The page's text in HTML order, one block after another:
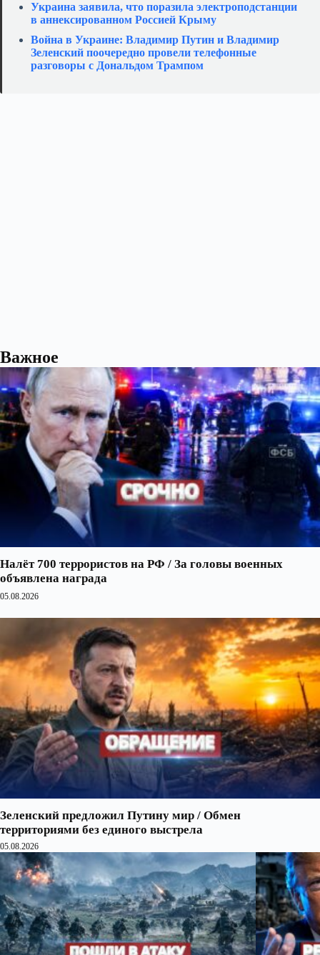
Украина заявила, что поразила электроподстанции
в аннексированном Россией Крыму
Война в Украине: Владимир Путин и Владимир
Зеленский поочередно провели телефонные
разговоры с Дональдом Трампом
Важное
Налёт 700 террористов на РФ / За головы военных
объявлена награда
05.08.2026
Зеленский предложил Путину мир / Обмен
территориями без единого выстрела
05.08.2026